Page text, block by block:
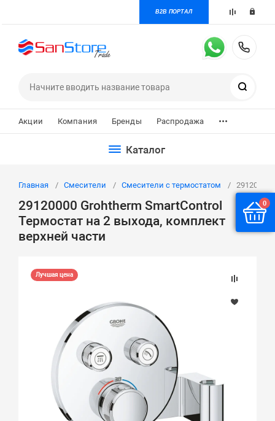
B2B ПОРТАЛ
Акции Компания Бренды Распродажа ...
Каталог
Главная Смесители Смесители с термостатом 29120000
29120000 Grohtherm SmartControl
Термостат на 2 выхода, комплект
верхней части
Лучшая цена
0